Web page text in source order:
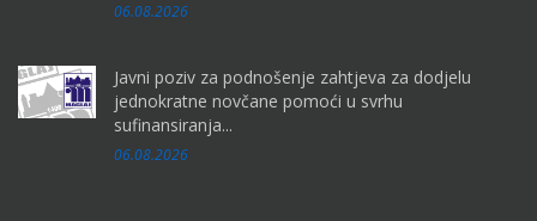
06.08.2026
Javni poziv za podnošenje zahtjeva za dodjelu
jednokratne novčane pomoći u svrhu
sufinansiranja...
06.08.2026